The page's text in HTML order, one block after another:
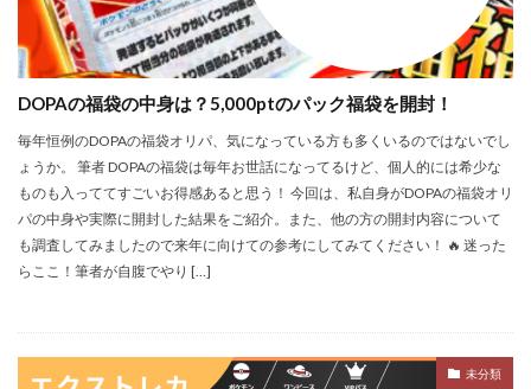
DOPAの福袋の中身は？5,000ptのパック福袋を開封！
毎年恒例のDOPAの福袋オリパ、気になっている方も多くいるのではないでし
ょうか。 筆者 DOPAの福袋は毎年お世話になってるけど、個人的には希少な
ものも入っててすごいお得感あると思う！ 今回は、私自身がDOPAの福袋オリ
パの中身や実際に開封した結果をご紹介。また、他の方の開封内容について
も調査してみましたので来年に向けての参考にしてみてください！ 🔥 迷った
らここ！筆者が自腹でやり […]
未分類